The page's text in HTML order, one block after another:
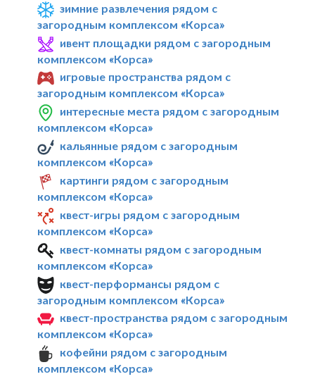
зимние развлечения рядом с
загородным комплексом «Корса»
ивент площадки рядом с загородным
комплексом «Корса»
игровые пространства рядом с
загородным комплексом «Корса»
интересные места рядом с загородным
комплексом «Корса»
кальянные рядом с загородным
комплексом «Корса»
картинги рядом с загородным
комплексом «Корса»
квест-игры рядом с загородным
комплексом «Корса»
квест-комнаты рядом с загородным
комплексом «Корса»
квест-перформансы рядом с
загородным комплексом «Корса»
квест-пространства рядом с загородным
комплексом «Корса»
кофейни рядом с загородным
комплексом «Корса»